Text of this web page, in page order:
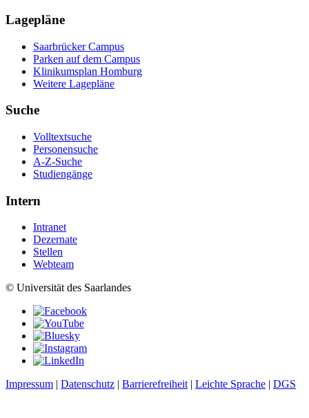
Lagepläne
Saarbrücker Campus
Parken auf dem Campus
Klinikumsplan Homburg
Weitere Lagepläne
Suche
Volltextsuche
Personensuche
A-Z-Suche
Studiengänge
Intern
Intranet
Dezernate
Stellen
Webteam
© Universität des Saarlandes
Impressum | Datenschutz | Barrierefreiheit| Leichte Sprache | DGS